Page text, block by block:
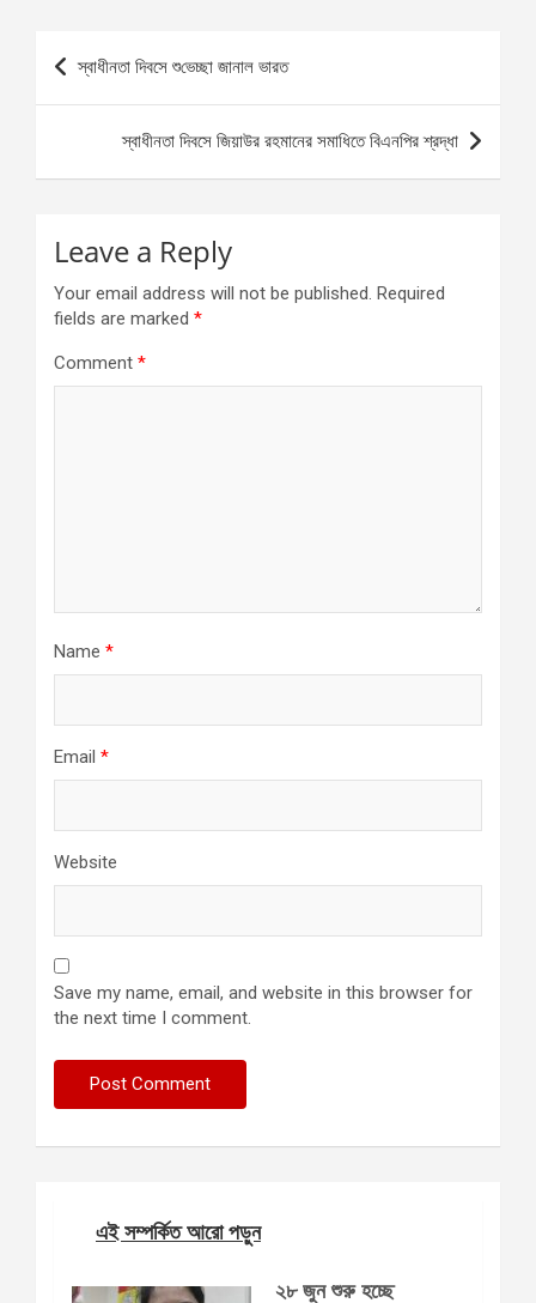
Post
navigation
স্বাধীনতা দিবসে শু‌ভেচ্ছা জানা‌ল ভারত
স্বাধীনতা দিবসে জিয়াউর রহমানের সমাধিতে বিএনপির শ্রদ্ধা
Leave a Reply
Your email address will not be published. Required
fields are marked *
Comment *
Name *
Email *
Website
Save my name, email, and website in this browser for
the next time I comment.
এই সম্পর্কিত আরো পড়ুন
২৮ জুন শুরু হচ্ছে